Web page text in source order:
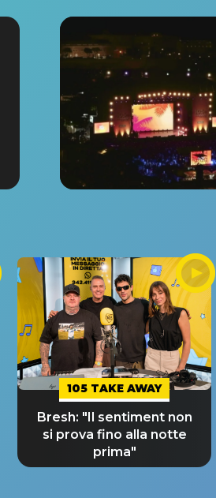
105 TAKE AWAY
Bresh: "Il sentiment non
si prova fino alla notte
prima"